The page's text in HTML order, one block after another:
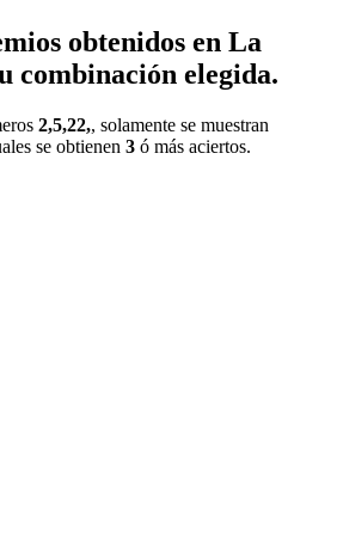
obtenidos en La
combinación elegida.
2,5,22,, solamente se muestran
se obtienen 3 ó más aciertos.